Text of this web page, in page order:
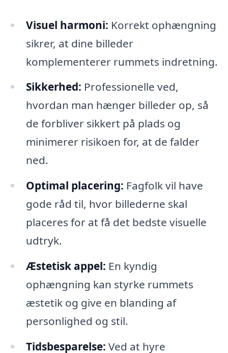
Visuel harmoni: Korrekt ophængning
sikrer, at dine billeder
komplementerer rummets indretning.
Sikkerhed: Professionelle ved,
hvordan man hænger billeder op, så
de forbliver sikkert på plads og
minimerer risikoen for, at de falder
ned.
Optimal placering: Fagfolk vil have
gode råd til, hvor billederne skal
placeres for at få det bedste visuelle
udtryk.
Æstetisk appel: En kyndig
ophængning kan styrke rummets
æstetik og give en blanding af
personlighed og stil.
Tidsbesparelse: Ved at hyre